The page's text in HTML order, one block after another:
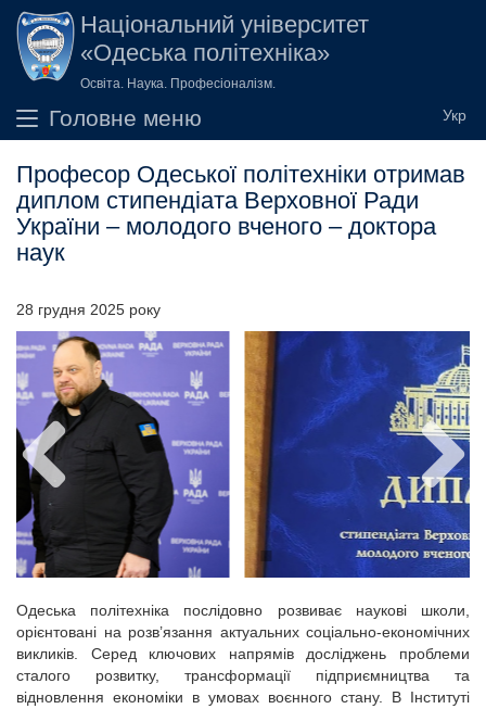
Перейти до основного вмісту
Національний університет
«Одеська політехніка»
Освіта. Наука. Професіоналізм.
Головне меню
Професор Одеської політехніки отримав
диплом стипендіата Верховної Ради
України – молодого вченого – доктора
наук
28 грудня 2025 року
Одеська політехніка послідовно розвиває наукові школи,
орієнтовані на розв’язання актуальних соціально-економічних
викликів. Серед ключових напрямів досліджень проблеми
сталого розвитку, трансформації підприємництва та
відновлення економіки в умовах воєнного стану. В Інституті